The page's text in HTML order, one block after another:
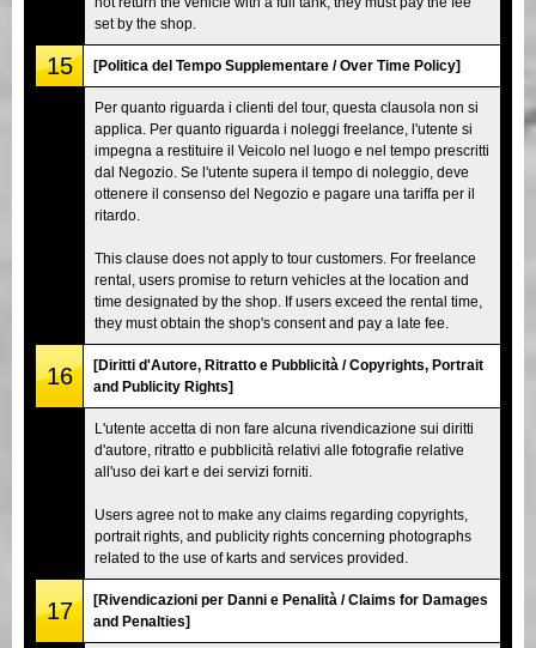
set by the shop.
15 [Politica del Tempo Supplementare / Over Time Policy]
Per quanto riguarda i clienti del tour, questa clausola non si
applica. Per quanto riguarda i noleggi freelance, l'utente si
impegna a restituire il Veicolo nel luogo e nel tempo prescritti
dal Negozio. Se l'utente supera il tempo di noleggio, deve
ottenere il consenso del Negozio e pagare una tariffa per il
ritardo.
This clause does not apply to tour customers. For freelance
rental, users promise to return vehicles at the location and
time designated by the shop. If users exceed the rental time,
they must obtain the shop's consent and pay a late fee.
16
[Diritti d'Autore, Ritratto e Pubblicità / Copyrights, Portrait
and Publicity Rights]
L'utente accetta di non fare alcuna rivendicazione sui diritti
d'autore, ritratto e pubblicità relativi alle fotografie relative
all'uso dei kart e dei servizi forniti.
Users agree not to make any claims regarding copyrights,
portrait rights, and publicity rights concerning photographs
related to the use of karts and services provided.
17
[Rivendicazioni per Danni e Penalità / Claims for Damages
and Penalties]